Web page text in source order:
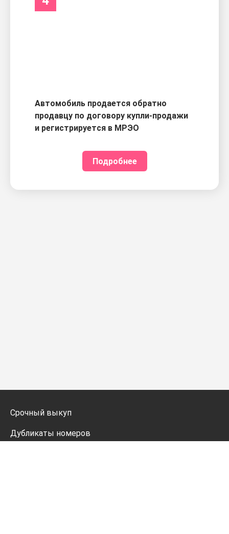
Автомобиль продается обратно
продавцу по договору купли-продажи
и регистрируется в МРЭО
Подробнее
Срочный выкуп
Дубликаты номеров